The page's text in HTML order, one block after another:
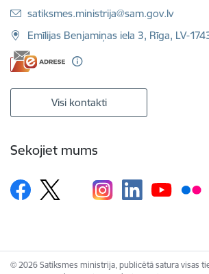
E-pasts:
satiksmes.ministrija@sam.gov.lv
Emīlijas Benjamiņas iela 3, Rīga, LV-
Visi kontakti
Sekojiet mums
© 2026 Satiksmes ministrija, publicētā satura visas